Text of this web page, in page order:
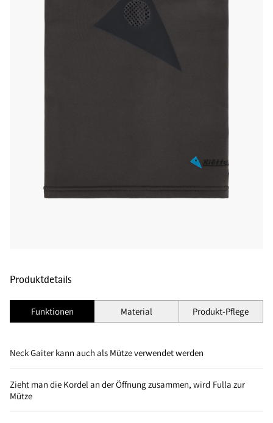
Produktdetails
Funktionen Material Produkt-Pflege
Neck Gaiter kann auch als Mütze verwendet werden
Zieht man die Kordel an der Öffnung zusammen, wird Fulla zur
Mütze